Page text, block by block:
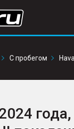
С пробегом